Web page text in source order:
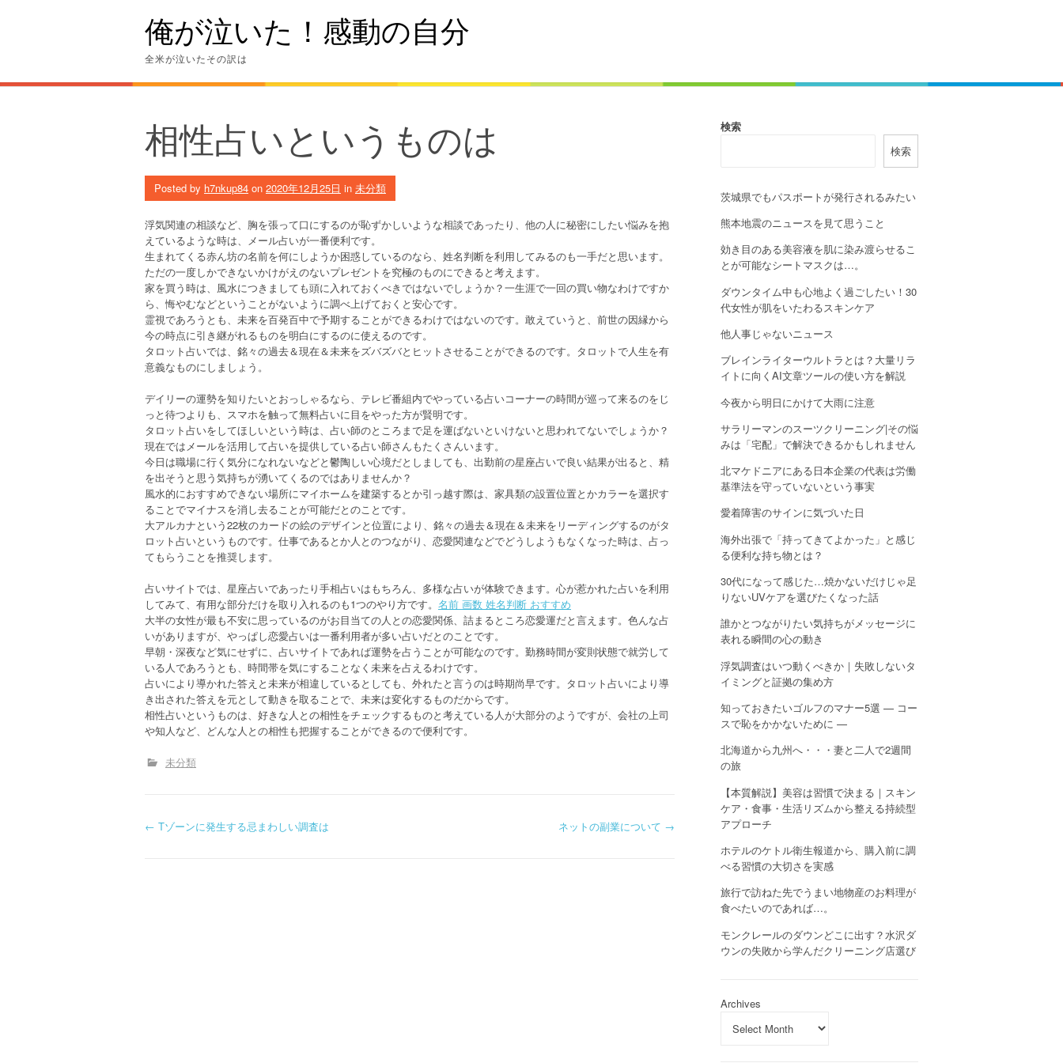
俺が泣いた！感動の自分
全米が泣いたその訳は
相性占いというものは
Posted by h7nkup84 on 2020年12月25日 in 未分類
浮気関連の相談など、胸を張って口にするのが恥ずかしいような相談であったり、他の人に秘密にしたい悩みを抱
えているような時は、メール占いが一番便利です。
生まれてくる赤ん坊の名前を何にしようか困惑しているのなら、姓名判断を利用してみるのも一手だと思います。
ただの一度しかできないかけがえのないプレゼントを究極のものにできると考えます。
家を買う時は、風水につきましても頭に入れておくべきではないでしょうか？一生涯で一回の買い物なわけですか
ら、悔やむなどということがないように調べ上げておくと安心です。
霊視であろうとも、未来を百発百中で予期することができるわけではないのです。敢えていうと、前世の因縁から
今の時点に引き継がれるものを明白にするのに使えるのです。
タロット占いでは、銘々の過去＆現在＆未来をズバズバとヒットさせることができるのです。タロットで人生を有
意義なものにしましょう。
デイリーの運勢を知りたいとおっしゃるなら、テレビ番組内でやっている占いコーナーの時間が巡って来るのをじ
っと待つよりも、スマホを触って無料占いに目をやった方が賢明です。
タロット占いをしてほしいという時は、占い師のところまで足を運ばないといけないと思われてないでしょうか？
現在ではメールを活用して占いを提供している占い師さんもたくさんいます。
今日は職場に行く気分になれないなどと鬱陶しい心境だとしましても、出勤前の星座占いで良い結果が出ると、精
を出そうと思う気持ちが湧いてくるのではありませんか？
風水的におすすめできない場所にマイホームを建築するとか引っ越す際は、家具類の設置位置とかカラーを選択す
ることでマイナスを消し去ることが可能だとのことです。
大アルカナという22枚のカードの絵のデザインと位置により、銘々の過去＆現在＆未来をリーディングするのがタ
ロット占いというものです。仕事であるとか人とのつながり、恋愛関連などでどうしようもなくなった時は、占っ
てもらうことを推奨します。
占いサイトでは、星座占いであったり手相占いはもちろん、多様な占いが体験できます。心が惹かれた占いを利用
してみて、有用な部分だけを取り入れるのも1つのやり方です。 名前 画数 姓名判断 おすすめ
大半の女性が最も不安に思っているのがお目当ての人との恋愛関係、詰まるところ恋愛運だと言えます。色んな占
いがありますが、やっぱし恋愛占いは一番利用者が多い占いだとのことです。
早朝・深夜など気にせずに、占いサイトであれば運勢を占うことが可能なのです。勤務時間が変則状態で就労して
いる人であろうとも、時間帯を気にすることなく未来を占えるわけです。
占いにより導かれた答えと未来が相違しているとしても、外れたと言うのは時期尚早です。タロット占いにより導
き出された答えを元として動きを取ることで、未来は変化するものだからです。
相性占いというものは、好きな人との相性をチェックするものと考えている人が大部分のようですが、会社の上司
や知人など、どんな人との相性も把握することができるので便利です。
未分類
P
← Tゾーンに発生する忌まわしい調査は ネットの副業について →
検索
検索
茨城県でもパスポートが発行されるみたい
熊本地震のニュースを見て思うこと
効き目のある美容液を肌に染み渡らせるこ
とが可能なシートマスクは…。
ダウンタイム中も心地よく過ごしたい！30
代女性が肌をいたわるスキンケア
他人事じゃないニュース
ブレインライターウルトラとは？大量リラ
イトに向くAI文章ツールの使い方を解説
今夜から明日にかけて大雨に注意
サラリーマンのスーツクリーニング|その悩
みは「宅配」で解決できるかもしれません
北マケドニアにある日本企業の代表は労働
基準法を守っていないという事実
愛着障害のサインに気づいた日
海外出張で「持ってきてよかった」と感じ
る便利な持ち物とは？
30代になって感じた…焼かないだけじゃ足
りないUVケアを選びたくなった話
誰かとつながりたい気持ちがメッセージに
表れる瞬間の心の動き
浮気調査はいつ動くべきか｜失敗しないタ
イミングと証拠の集め方
知っておきたいゴルフのマナー5選 — コー
スで恥をかかないために —
北海道から九州へ・・・妻と二人で2週間
の旅
【本質解説】美容は習慣で決まる｜スキン
ケア・食事・生活リズムから整える持続型
アプローチ
ホテルのケトル衛生報道から、購入前に調
べる習慣の大切さを実感
旅行で訪ねた先でうまい地物産のお料理が
食べたいのであれば…。
モンクレールのダウンどこに出す？水沢ダ
ウンの失敗から学んだクリーニング店選び
Archives